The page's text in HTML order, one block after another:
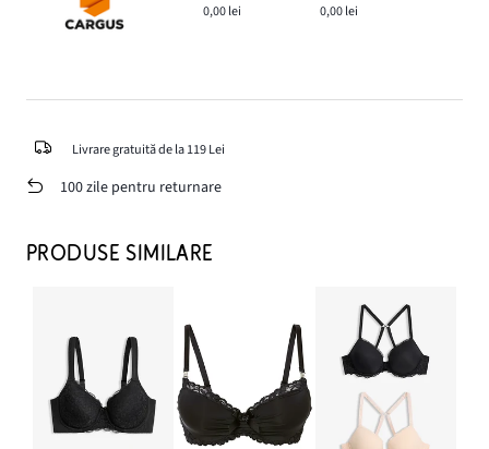
0,00 lei 0,00 lei
Livrare gratuită de la 119 Lei
100 zile pentru returnare
PRODUSE SIMILARE